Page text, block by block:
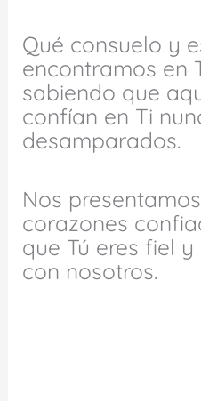
Qué consuelo y
encontramos en
sabiendo que
confían en Ti
desamparados.
Nos
corazones
que Tú eres fiel
con nosotros.